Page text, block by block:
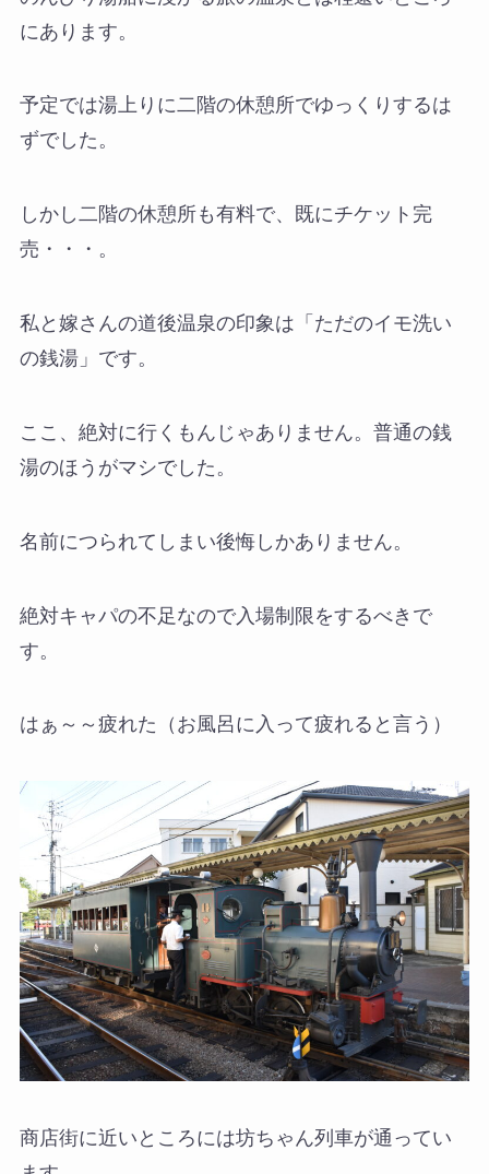
にあります。
予定では湯上りに二階の休憩所でゆっくりするは
ずでした。
しかし二階の休憩所も有料で、既にチケット完
売・・・。
私と嫁さんの道後温泉の印象は「ただのイモ洗い
の銭湯」です。
ここ、絶対に行くもんじゃありません。普通の銭
湯のほうがマシでした。
名前につられてしまい後悔しかありません。
絶対キャパの不足なので入場制限をするべきで
す。
はぁ～～疲れた（お風呂に入って疲れると言う）
商店街に近いところには坊ちゃん列車が通ってい